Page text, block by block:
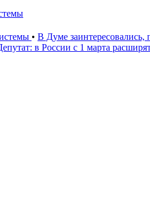
• В Думе
в России с 1 марта